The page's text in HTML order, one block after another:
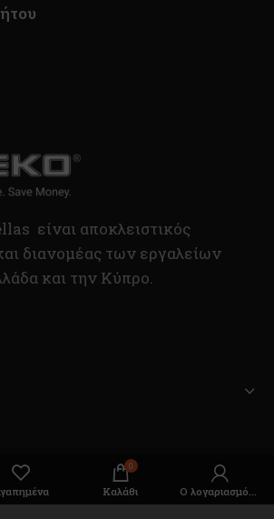
είναι αποκλειστικός
διανομέας των εργαλείων
και την Κύπρο.
Τ.Κ. 35001
0
Καλάθι Ο λογαριασμός μου